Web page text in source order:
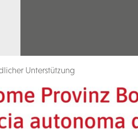
Unterstützung